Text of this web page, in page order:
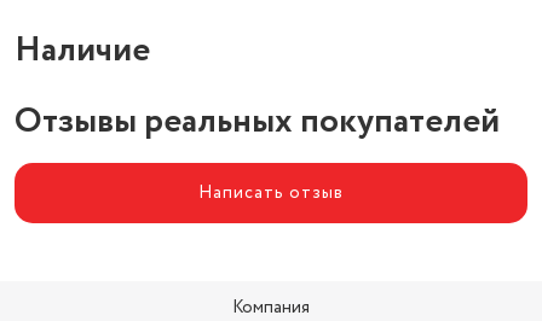
Наличие
Отзывы реальных покупателей
Написать отзыв
Компания